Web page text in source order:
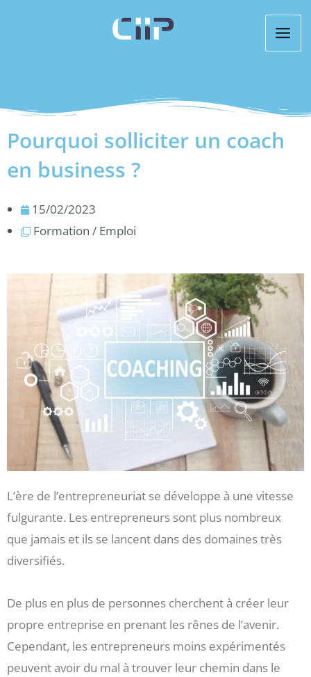
Pourquoi solliciter un coach
en business ?
15/02/2023
Formation / Emploi
L’ère de l’entrepreneuriat se développe à une vitesse
fulgurante. Les entrepreneurs sont plus nombreux
que jamais et ils se lancent dans des domaines très
diversifiés.
De plus en plus de personnes cherchent à créer leur
propre entreprise en prenant les rênes de l’avenir.
Cependant, les entrepreneurs moins expérimentés
peuvent avoir du mal à trouver leur chemin dans le